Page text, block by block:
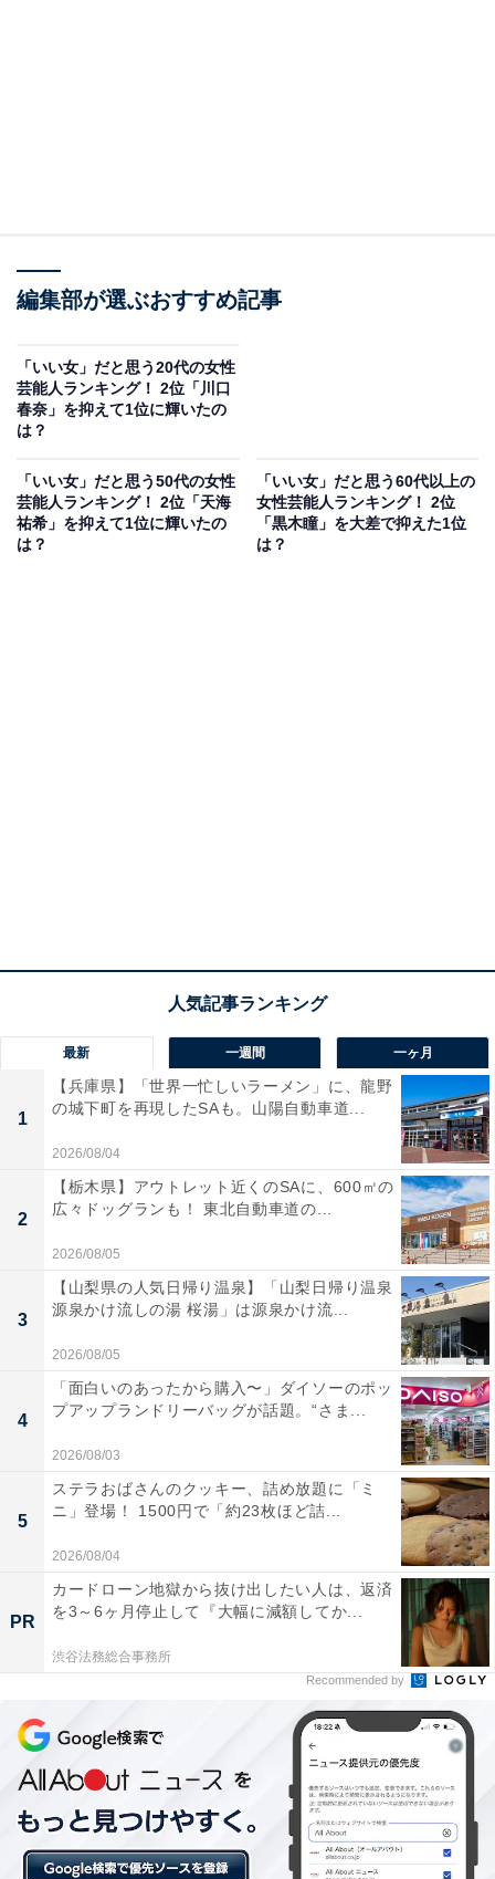
編集部が選ぶおすすめ記事
「いい女」だと思う20代の女性
芸能人ランキング！ 2位「川口
春奈」を抑えて1位に輝いたの
は？
「いい女」だと思う50代の女性
芸能人ランキング！ 2位「天海
祐希」を抑えて1位に輝いたの
は？
「いい女」だと思う60代以上の
女性芸能人ランキング！ 2位
「黒木瞳」を大差で抑えた1位
は？
最新 一週間 一ヶ月
1
【兵庫県】「世界一忙しいラーメン」に、龍野
の城下町を再現したSAも。山陽自動車道...
2026/08/04
2
【栃木県】アウトレット近くのSAに、600㎡の
広々ドッグランも！ 東北自動車道の...
2026/08/05
3
【山梨県の人気日帰り温泉】「山梨日帰り温泉
源泉かけ流しの湯 桜湯」は源泉かけ流...
2026/08/05
4
「面白いのあったから購入〜」ダイソーのポッ
プアップランドリーバッグが話題。“さま...
2026/08/03
5
ステラおばさんのクッキー、詰め放題に「ミ
ニ」登場！ 1500円で「約23枚ほど詰...
2026/08/04
PR
カードローン地獄から抜け出したい人は、返済
を3～6ヶ月停止して『大幅に減額してか...
渋谷法務総合事務所
Recommended by